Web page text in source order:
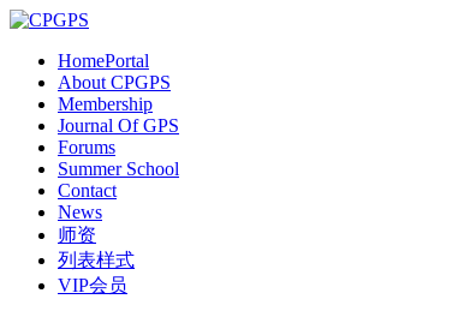
HomePortal
About CPGPS
Membership
Journal Of GPS
Forums
Summer School
Contact
News
师资
列表样式
VIP会员